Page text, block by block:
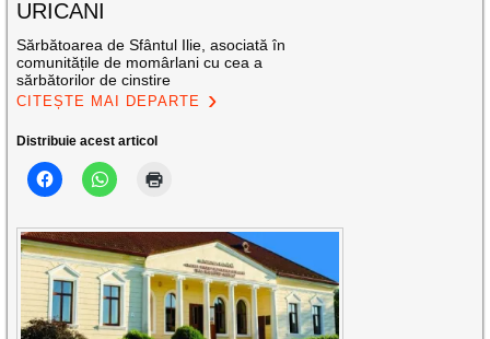
URICANI
Sărbătoarea de Sfântul Ilie, asociată în
comunitățile de momârlani cu cea a
sărbătorilor de cinstire
CITEȘTE MAI DEPARTE
Distribuie acest articol